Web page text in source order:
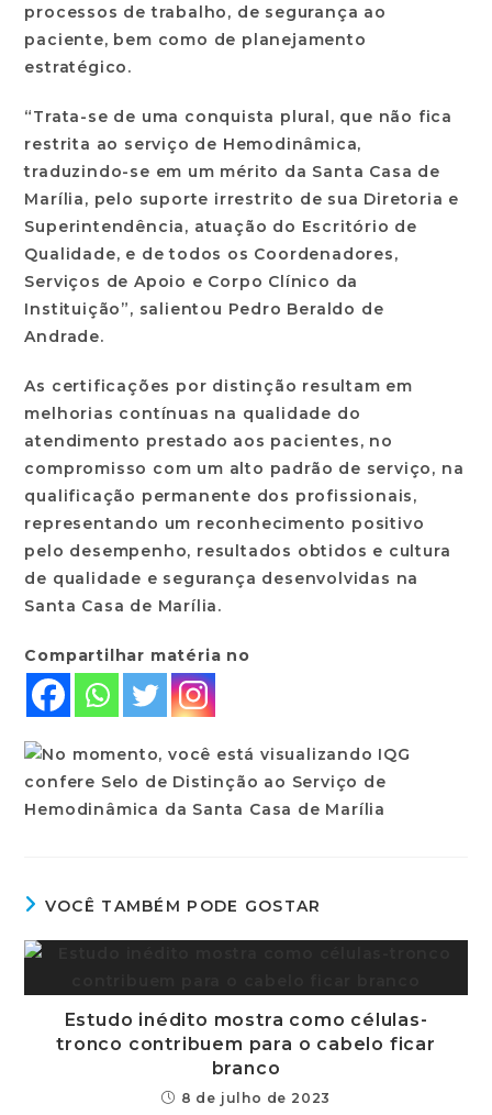
processos de trabalho, de segurança ao
paciente, bem como de planejamento
estratégico.
“Trata-se de uma conquista plural, que não fica
restrita ao serviço de Hemodinâmica,
traduzindo-se em um mérito da Santa Casa de
Marília, pelo suporte irrestrito de sua Diretoria e
Superintendência, atuação do Escritório de
Qualidade, e de todos os Coordenadores,
Serviços de Apoio e Corpo Clínico da
Instituição”, salientou Pedro Beraldo de
Andrade.
As certificações por distinção resultam em
melhorias contínuas na qualidade do
atendimento prestado aos pacientes, no
compromisso com um alto padrão de serviço, na
qualificação permanente dos profissionais,
representando um reconhecimento positivo
pelo desempenho, resultados obtidos e cultura
de qualidade e segurança desenvolvidas na
Santa Casa de Marília.
Compartilhar matéria no
VOCÊ TAMBÉM PODE GOSTAR
Estudo inédito mostra como células-
tronco contribuem para o cabelo ficar
branco
8 de julho de 2023